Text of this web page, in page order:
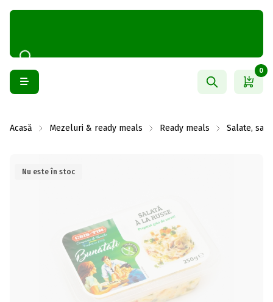
0
Acasă Mezeluri & ready meals Ready meals Salate,
Nu este în stoc